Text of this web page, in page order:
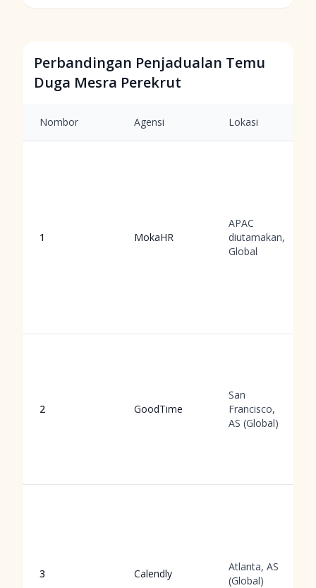
Perbandingan Penjadualan Temu
Duga Mesra Perekrut
Nombor Agensi Lokasi
1 MokaHR
APAC
diutamakan,
Global
2 GoodTime
San
Francisco,
AS (Global)
3 Calendly
Atlanta, AS
(Global)